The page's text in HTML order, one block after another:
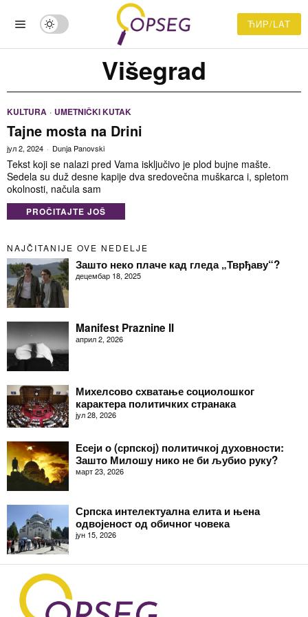
ЋИР/LAT
Višegrad
KULTURA · UMETNIČKI KUTAK
Tajne mosta na Drini
јул 2, 2024 Dunja Panovski
Tekst koji se nalazi pred Vama isključivo je plod bujne mašte.
Sedela su duž desne kapije dva sredovečna muškarca i, spletom
okolnosti, načula sam
PROČITAJTE JOŠ
NAJČITANIJE OVE NEDELJE
Зашто неко плаче кад гледа „Тврђаву“?
децембар 18, 2025
Manifest Praznine II
април 2, 2026
Михелсово схватање социолошког
карактера политичких странака
јул 28, 2026
Есеји о (српској) политичкој духовности:
Зашто Милошу нико не би љубио руку?
март 23, 2026
Српска интелектуална елита и њена
одвојеност од обичног човека
јун 15, 2026